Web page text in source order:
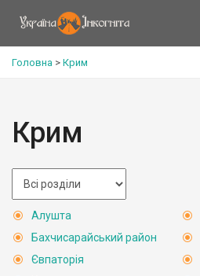
Головна > Крим
Крим
Алушта
Бахчисарайський район
Євпаторія